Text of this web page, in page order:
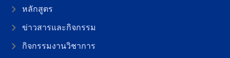
หลักสูตร
ข่าวสารและกิจกรรม
กิจกรรมงานวิชาการ